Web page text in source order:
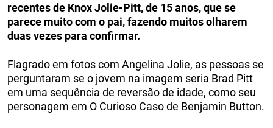
recentes de Knox Jolie-Pitt, de 15 anos, que se
parece muito com o pai, fazendo muitos olharem
duas vezes para confirmar.
Flagrado em fotos com Angelina Jolie, as pessoas se
perguntaram se o jovem na imagem seria Brad Pitt
em uma sequência de reversão de idade, como seu
personagem em O Curioso Caso de Benjamin Button.